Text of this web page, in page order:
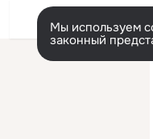
Мы используем
законный